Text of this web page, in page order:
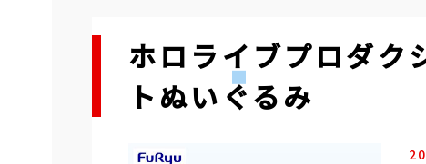
ホロライブプロダ
トぬいぐるみ